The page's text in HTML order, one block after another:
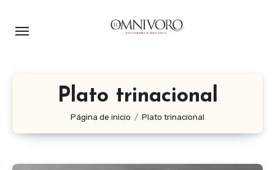
Plato trinacional
Página de inicio Plato trinacional